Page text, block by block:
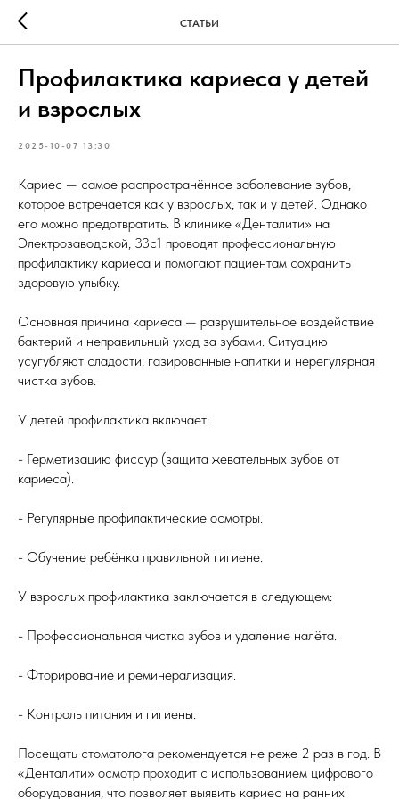
СТАТЬИ
Профилактика кариеса у детей
и взрослых
2025-10-07 13:30
Кариес — самое распространённое заболевание зубов,
которое встречается как у взрослых, так и у детей. Однако
его можно предотвратить. В клинике «Денталити» на
Электрозаводской, 33с1 проводят профессиональную
профилактику кариеса и помогают пациентам сохранить
здоровую улыбку.
Основная причина кариеса — разрушительное воздействие
бактерий и неправильный уход за зубами. Ситуацию
усугубляют сладости, газированные напитки и нерегулярная
чистка зубов.
У детей профилактика включает:
- Герметизацию фиссур (защита жевательных зубов от
кариеса).
- Регулярные профилактические осмотры.
- Обучение ребёнка правильной гигиене.
У взрослых профилактика заключается в следующем:
- Профессиональная чистка зубов и удаление налёта.
- Фторирование и реминерализация.
- Контроль питания и гигиены.
Посещать стоматолога рекомендуется не реже 2 раз в год. В
«Денталити» осмотр проходит с использованием цифрового
оборудования, что позволяет выявить кариес на ранних